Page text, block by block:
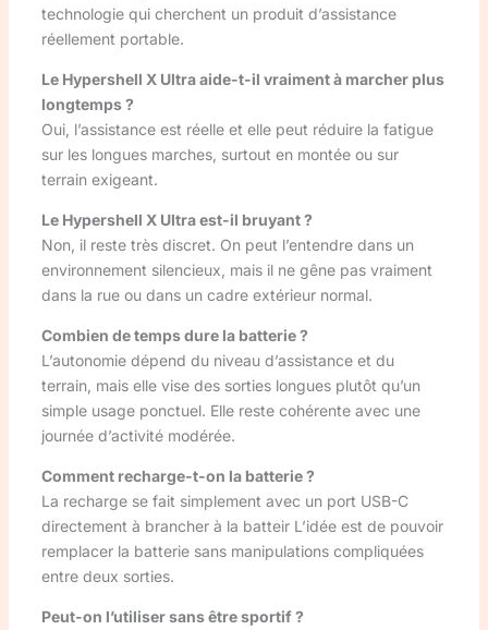
technologie qui cherchent un produit d’assistance
réellement portable.
Le Hypershell X Ultra aide-t-il vraiment à marcher plus
longtemps ?
Oui, l’assistance est réelle et elle peut réduire la fatigue
sur les longues marches, surtout en montée ou sur
terrain exigeant.
Le Hypershell X Ultra est-il bruyant ?
Non, il reste très discret. On peut l’entendre dans un
environnement silencieux, mais il ne gêne pas vraiment
dans la rue ou dans un cadre extérieur normal.
Combien de temps dure la batterie ?
L’autonomie dépend du niveau d’assistance et du
terrain, mais elle vise des sorties longues plutôt qu’un
simple usage ponctuel. Elle reste cohérente avec une
journée d’activité modérée.
Comment recharge-t-on la batterie ?
La recharge se fait simplement avec un port USB-C
directement à brancher à la batteir L’idée est de pouvoir
remplacer la batterie sans manipulations compliquées
entre deux sorties.
Peut-on l’utiliser sans être sportif ?